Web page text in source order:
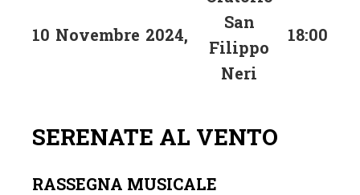
10 Novembre 2024,
San
Filippo
Neri
18:00
SERENATE AL VENTO
RASSEGNA MUSICALE